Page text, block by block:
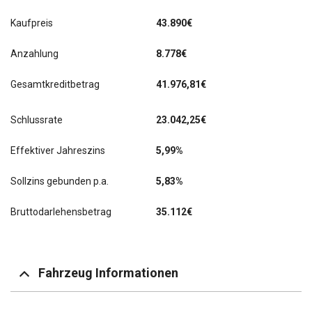
Kaufpreis 43.890€
Anzahlung 8.778€
Gesamtkreditbetrag 41.976,81€
Schlussrate 23.042,25€
Effektiver Jahreszins 5,99%
Sollzins gebunden p.a. 5,83%
Bruttodarlehensbetrag 35.112€
Fahrzeug Informationen